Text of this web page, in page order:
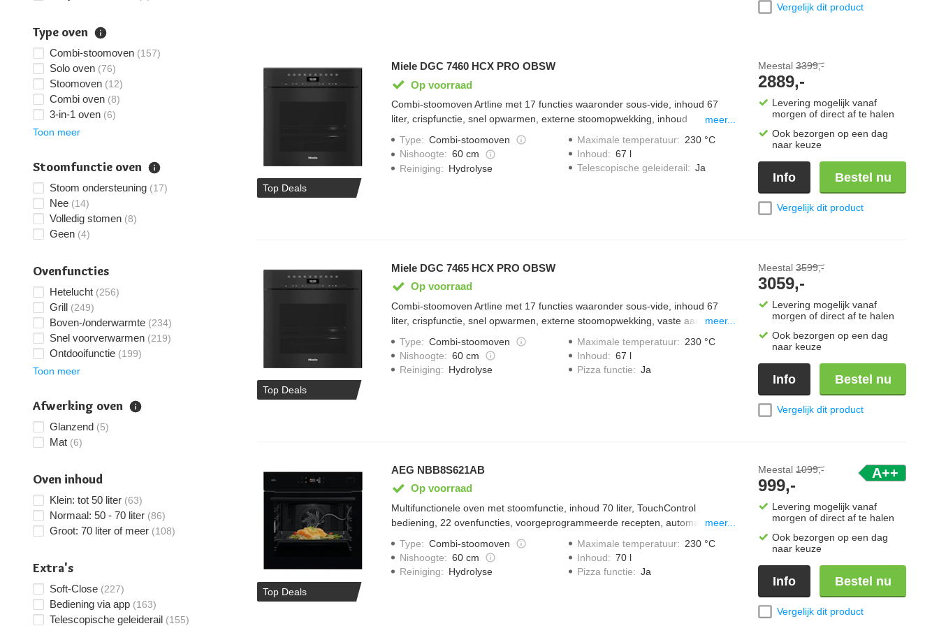
Vergelijk dit product
Top Deals
Miele DGC 7460 HCX PRO OBSW
Op voorraad
Combi-stoomoven Artline met 17 functies waaronder sous-vide, inhoud 67
liter, crispfunctie, snel opwarmen, externe stoomopwekking, inhoud
waterreservoir 1,4 liter, directSensor, hydroClean, dualSteam, brilliant Light,
touch2Open en koppeling met Miele@home.
meer...
Type: Combi-stoomoven
Nishoogte: 60 cm
Reiniging: Hydrolyse
Maximale temperatuur: 230 °C
Inhoud: 67 l
Telescopische geleiderail: Ja
Meestal 3399,-
2889,-
Levering mogelijk vanaf
morgen of direct af te halen
Ook bezorgen op een dag
naar keuze
Info Bestel nu
Vergelijk dit product
Top Deals
Miele DGC 7465 HCX PRO OBSW
Op voorraad
Combi-stoomoven Artline met 17 functies waaronder sous-vide, inhoud 67
liter, crispfunctie, snel opwarmen, externe stoomopwekking, vaste aansluiting
op waterafvoer voor stomen, DirectWater plus, directSensor, hydroClean,
dualSteam, brilliant Light, touch2Open en koppeling met Miele@home.
meer...
Type: Combi-stoomoven
Nishoogte: 60 cm
Reiniging: Hydrolyse
Maximale temperatuur: 230 °C
Inhoud: 67 l
Pizza functie: Ja
Meestal 3599,-
3059,-
Levering mogelijk vanaf
morgen of direct af te halen
Ook bezorgen op een dag
naar keuze
Info Bestel nu
Vergelijk dit product
Top Deals
AEG NBB8S621AB
Op voorraad
Multifunctionele oven met stoomfunctie, inhoud 70 liter, TouchControl
bediening, 22 ovenfuncties, voorgeprogrammeerde recepten, automatische
gewichtsgestuurde programma's, kerntemperatuursensor,
snelopwarmfunctie, stoomreinigingsfunctie, automatisch temperatuurvoorstel,
elektronische temperatuurregeling, restwarmte, kinderbeveiliging, Steamify-
functie, regenereren, inclusief stoomset en SoftMotion - zacht sluitende deur.
meer...
Type: Combi-stoomoven
Nishoogte: 60 cm
Reiniging: Hydrolyse
Maximale temperatuur: 230 °C
Inhoud: 70 l
Pizza functie: Ja
A++
Meestal 1099,-
999,-
Levering mogelijk vanaf
morgen of direct af te halen
Ook bezorgen op een dag
naar keuze
Info Bestel nu
Vergelijk dit product
Type oven
Combi-stoomoven (157)
Solo oven (76)
Stoomoven (12)
Combi oven (8)
3-in-1 oven (6)
Toon meer
Stoomfunctie oven
Stoom ondersteuning (17)
Nee (14)
Volledig stomen (8)
Geen (4)
Ovenfuncties
Hetelucht (256)
Grill (249)
Boven-/onderwarmte (234)
Snel voorverwarmen (219)
Ontdooifunctie (199)
Toon meer
Afwerking oven
Glanzend (5)
Mat (6)
Oven inhoud
Klein: tot 50 liter (63)
Normaal: 50 - 70 liter (86)
Groot: 70 liter of meer (108)
Extra's
Soft-Close (227)
Bediening via app (163)
Telescopische geleiderail (155)